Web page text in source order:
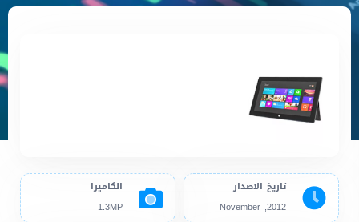
تاريخ الاصدار
2012, November
الكاميرا
1.3MP